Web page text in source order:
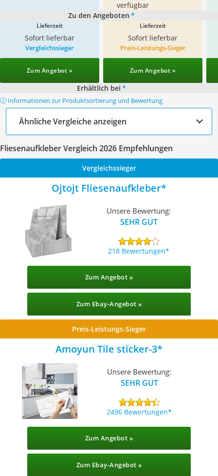
verfügbar
Zu den Angeboten *
Lieferzeit
Sofort lieferbar
Lieferzeit
Sofort lieferbar
Vergleichssieger
Zum Angebot »
Preis-Leistungs-Sieger
Zum Angebot »
Erhältlich bei *
ⓘ Informationen zur Produktsortierung und Bewertung
Ähnliche Vergleiche anzeigen
Fliesenaufkleber Vergleich 2026 Empfehlungen
Vergleichssieger
Ojtojt Fliesenaufkleber
Unsere Bewertung:
SEHR GUT
218 Bewertungen
Zum Angebot »
Zum Ebay-Angebot »
Preis-Leistungs-Sieger
Amoyun Tile sticker-3
Unsere Bewertung:
SEHR GUT
2496 Bewertungen
Zum Angebot »
Zum Ebay-Angebot »